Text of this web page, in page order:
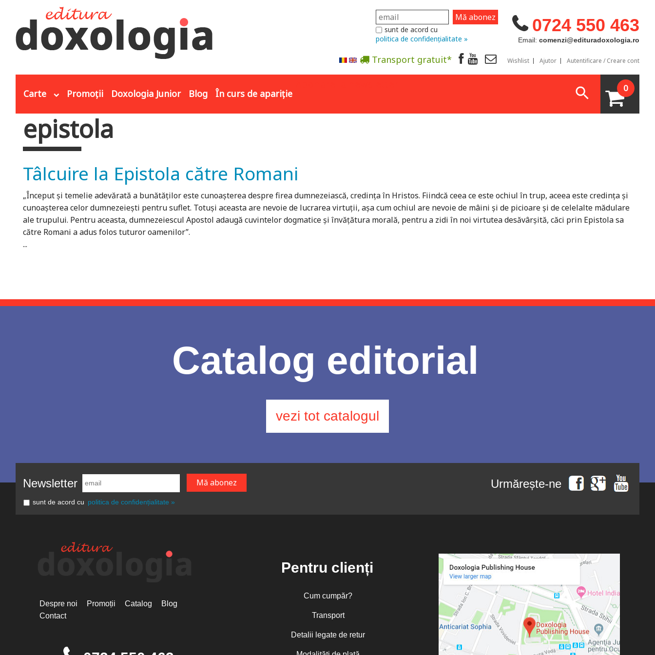
0724 550 463
Email: comenzi@edituradoxologia.ro
sunt de acord cu
politica de confidențialitate »
Transport gratuit* Wishlist Ajutor Autentificare / Creare cont
Carte Promoții Doxologia Junior Blog În curs de apariție 0
Eşti aici
epistola
Tâlcuire la Epistola către Romani
„Început și temelie adevărată a bunătăților este cunoașterea despre firea dumnezeiască, credința în Hristos. Fiindcă ceea ce este ochiul în trup, aceea este credința și
cunoașterea celor dumnezeiești pentru suflet. Totuși aceasta are nevoie de lucrarea virtuții, așa cum ochiul are nevoie de mâini și de picioare și de celelalte mădulare
ale trupului. Pentru aceasta, dumnezeiescul Apostol adaugă cuvintelor dogmatice și învățătura morală, pentru a zidi în noi virtutea desăvârșită, căci prin Epistola sa
către Romani a adus folos tuturor oamenilor”.
...
Catalog editorial
vezi tot catalogul
Newsletter
sunt de acord cu politica de confidențialitate »
Urmărește-ne
Despre noi Promoții Catalog
Blog
Contact
Pentru clienți
Cum cumpăr?
Transport
Detalii legate de retur